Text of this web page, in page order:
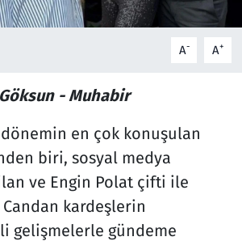
A- A+
- Muhabir
en çok konuşulan
biri, sosyal medya
ve Engin Polat çifti ile
kardeşlerin
gelişmelerle gündeme